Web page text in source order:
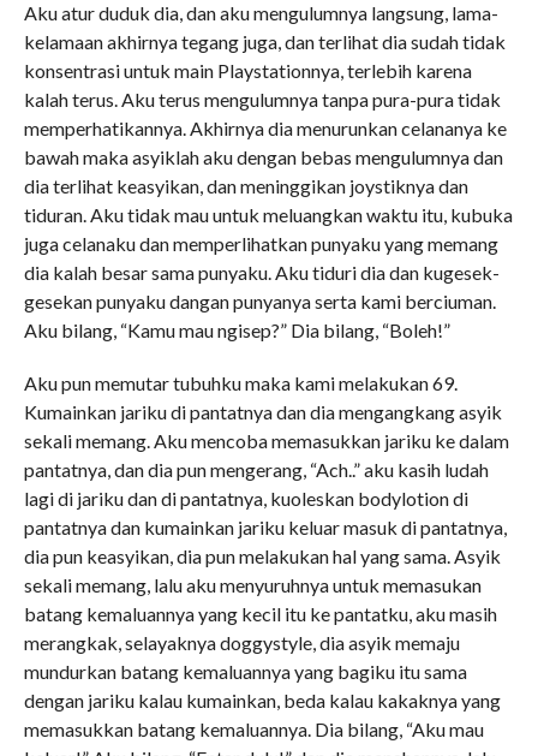
Aku atur duduk dia, dan aku mengulumnya langsung, lama-
kelamaan akhirnya tegang juga, dan terlihat dia sudah tidak
konsentrasi untuk main Playstationnya, terlebih karena
kalah terus. Aku terus mengulumnya tanpa pura-pura tidak
memperhatikannya. Akhirnya dia menurunkan celananya ke
bawah maka asyiklah aku dengan bebas mengulumnya dan
dia terlihat keasyikan, dan meninggikan joystiknya dan
tiduran. Aku tidak mau untuk meluangkan waktu itu, kubuka
juga celanaku dan memperlihatkan punyaku yang memang
dia kalah besar sama punyaku. Aku tiduri dia dan kugesek-
gesekan punyaku dangan punyanya serta kami berciuman.
Aku bilang, “Kamu mau ngisep?” Dia bilang, “Boleh!”
Aku pun memutar tubuhku maka kami melakukan 69.
Kumainkan jariku di pantatnya dan dia mengangkang asyik
sekali memang. Aku mencoba memasukkan jariku ke dalam
pantatnya, dan dia pun mengerang, “Ach..” aku kasih ludah
lagi di jariku dan di pantatnya, kuoleskan bodylotion di
pantatnya dan kumainkan jariku keluar masuk di pantatnya,
dia pun keasyikan, dia pun melakukan hal yang sama. Asyik
sekali memang, lalu aku menyuruhnya untuk memasukan
batang kemaluannya yang kecil itu ke pantatku, aku masih
merangkak, selayaknya doggystyle, dia asyik memaju
mundurkan batang kemaluannya yang bagiku itu sama
dengan jariku kalau kumainkan, beda kalau kakaknya yang
memasukkan batang kemaluannya. Dia bilang, “Aku mau